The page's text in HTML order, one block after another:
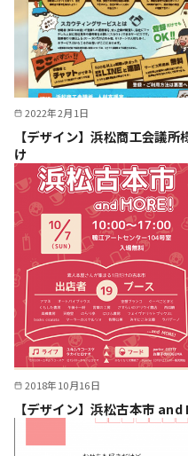
2022年2月1日
【デザイン】浜松商工会議
け
2018年10月16日
【デザイン】浜松古本市